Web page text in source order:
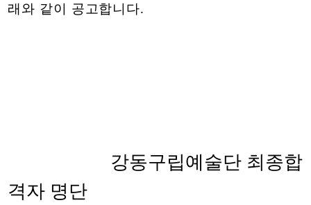
래와 같이 공고합니다.
강동구립예술단 최종합
격자 명단